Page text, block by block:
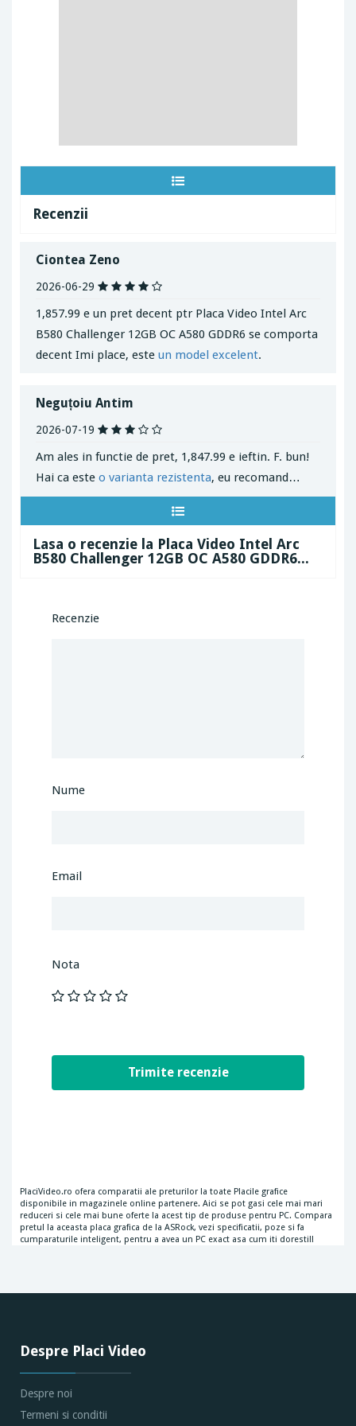
Recenzii
Ciontea Zeno
2026-06-29
1,857.99 e un pret decent ptr Placa Video Intel Arc
B580 Challenger 12GB OC A580 GDDR6 se comporta
decent Imi place, este un model excelent.
Neguțoiu Antim
2026-07-19
Am ales in functie de pret, 1,847.99 e ieftin. F. bun!
Hai ca este o varianta rezistenta, eu recomand…
Lasa o recenzie la Placa Video Intel Arc
B580 Challenger 12GB OC A580 GDDR6...
Recenzie
Nume
Email
Nota
PlaciVideo.ro ofera comparatii ale preturilor la toate Placile grafice
disponibile in magazinele online partenere. Aici se pot gasi cele mai mari
reduceri si cele mai bune oferte la acest tip de produse pentru PC. Compara
pretul la aceasta placa grafica de la ASRock, vezi specificatii, poze si fa
cumparaturile inteligent, pentru a avea un PC exact asa cum iti doresti!!
Despre Placi Video
Despre noi
Termeni si conditii